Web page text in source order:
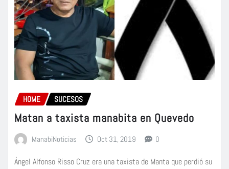
HOME SUCESOS
Matan a taxista manabita en Quevedo
ManabiNoticias Oct 31, 2019 0
Ángel Alfonso Risso Cruz era una taxista de Manta que perdió su